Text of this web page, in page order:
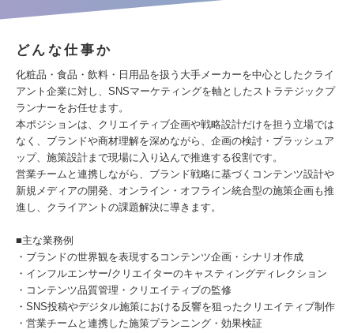
どんな仕事か
化粧品・食品・飲料・日用品を扱う大手メーカーを中心としたクライ
アント企業に対し、SNSマーケティングを軸としたストラテジックプ
ランナーをお任せます。
本ポジションは、クリエイティブ企画や戦略設計だけを担う立場では
なく、ブランドや商材理解を深めながら、企画の検討・ブラッシュア
ップ、施策設計まで現場に入り込んで推進する役割です。
営業チームと連携しながら、ブランド戦略に基づくコンテンツ設計や
新規メディアの開発、オンライン・オフライン統合型の施策企画も推
進し、クライアントの課題解決に導きます。
■主な業務例
・ブランドの世界観を表現するコンテンツ企画・シナリオ作成
・インフルエンサー/クリエイターのキャスティングディレクション
・コンテンツ品質管理・クリエイティブの監修
・SNS投稿やデジタル施策における反響を狙ったクリエイティブ制作
・営業チームと連携した施策プランニング・効果検証